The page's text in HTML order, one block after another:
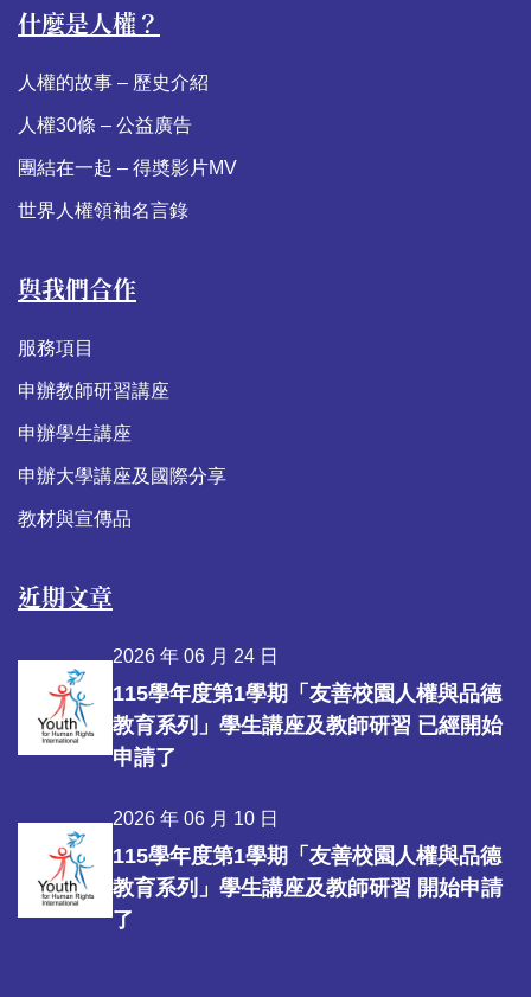
什麼是人權？
人權的故事 – 歷史介紹
人權30條 – 公益廣告
團結在一起 – 得奬影片MV
世界人權領袖名言錄
與我們合作
服務項目
申辦教師研習講座
申辦學生講座
申辦大學講座及國際分享
教材與宣傳品
近期文章
2026 年 06 月 24 日
115學年度第1學期「友善校園人權與品德
教育系列」學生講座及教師研習 已經開始
申請了
2026 年 06 月 10 日
115學年度第1學期「友善校園人權與品德
教育系列」學生講座及教師研習 開始申請
了